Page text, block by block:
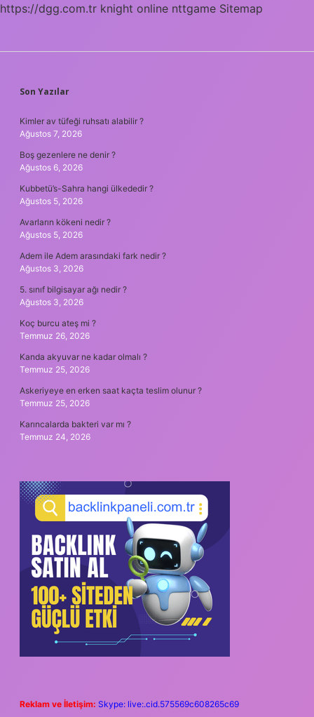
https://dgg.com.tr knight online nttgame Sitemap
SIDEBAR
Son Yazılar
Kimler av tüfeği ruhsatı alabilir ?
Ağustos 7, 2026
Boş gezenlere ne denir ?
Ağustos 6, 2026
Kubbetü’s-Sahra hangi ülkededir ?
Ağustos 5, 2026
Avarların kökeni nedir ?
Ağustos 5, 2026
Adem ile Adem arasındaki fark nedir ?
Ağustos 3, 2026
5. sınıf bilgisayar ağı nedir ?
Ağustos 3, 2026
Koç burcu ateş mi ?
Temmuz 26, 2026
Kanda akyuvar ne kadar olmalı ?
Temmuz 25, 2026
Askeriyeye en erken saat kaçta teslim olunur ?
Temmuz 25, 2026
Karıncalarda bakteri var mı ?
Temmuz 24, 2026
Reklam ve İletişim: Skype: live:.cid.575569c608265c69